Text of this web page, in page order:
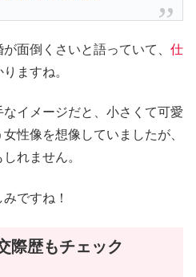
面倒くさいと語っていて、 仕
ますね。
イメージだと、小さくて可愛
性像を想像していましたが、
れません。
ですね！
際歴もチェック